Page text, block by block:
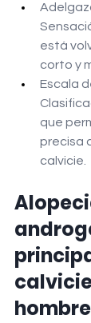
está
corto y
Escala
que
precisa
calvicie.